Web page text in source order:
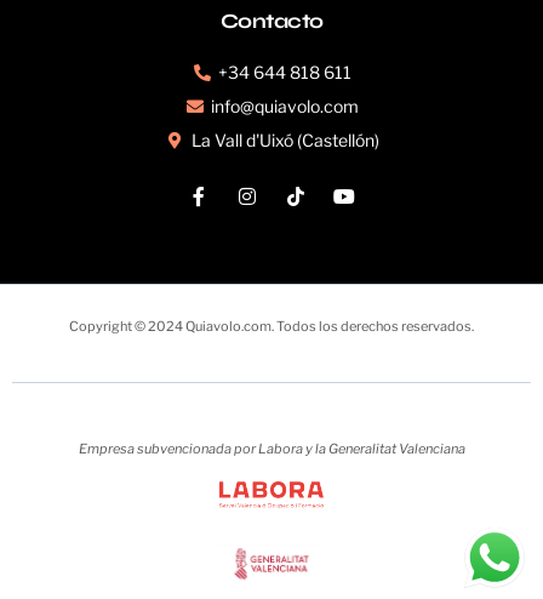
Contacto
+34 644 818 611
info@quiavolo.com
La Vall d'Uixó (Castellón)
Copyright © 2024 Quiavolo.com. Todos los derechos reservados.
Empresa subvencionada por Labora y la Generalitat Valenciana